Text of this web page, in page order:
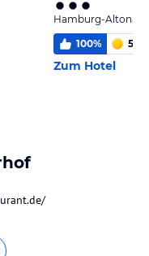
Hamburg-Altona,
100% 5,8
Zum Hotel